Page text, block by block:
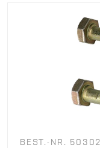
BEST.-NR.